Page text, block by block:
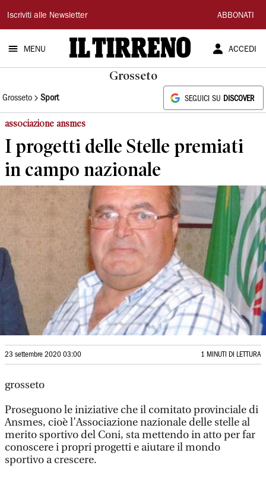
Il
Tirreno
Iscriviti alle Newsletter ABBONATI
MENU ACCEDI
Grosseto
Grosseto Sport SEGUICI SU DISCOVER
associazione ansmes
I progetti delle Stelle premiati
in campo nazionale
23 settembre 2020 03:00 1 MINUTI DI LETTURA
grosseto
Proseguono le iniziative che il comitato provinciale di
Ansmes, cioè l’Associazione nazionale delle stelle al
merito sportivo del Coni, sta mettendo in atto per far
conoscere i propri progetti e aiutare il mondo
sportivo a crescere.